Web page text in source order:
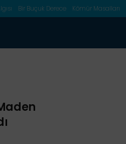
Bir Buçuk Derece Kömür Masalları